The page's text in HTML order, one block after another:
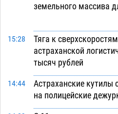
земельного массива
15:28
Тяга к
астраханской
тысяч рублей
14:44
Астраханские кутилы
на полицейские